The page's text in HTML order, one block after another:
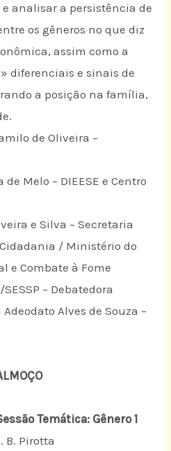
analisar a persistência de
os gêneros no que diz
assim como a
diferenciais e sinais de
a posição na família,
de Oliveira –
Melo – DIEESE e Centro
e Silva – Secretaria
/ Ministério do
e Combate à Fome
– Debatedora
Alves de Souza –
Temática: Gênero 1
B. Pirotta